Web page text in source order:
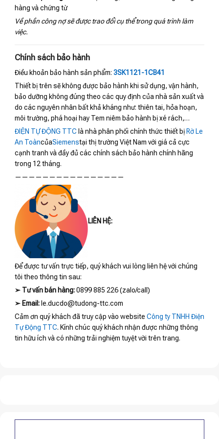
hàng và chứng từ
Về phần công nợ sẽ được trao đổi cụ thể trong quá trình làm
việc.
Chính sách bảo hành
Điều khoản bảo hành sản phẩm: 3SK1121-1CB41
Thiết bị trên sẽ không được bảo hành khi sử dụng, vận hành,
bảo dưỡng không đúng theo các quy định của nhà sản xuất và
do các nguyên nhân bất khả kháng như: thiên tai, hỏa hoạn,
môi trường, phá hoại hay Tem niêm bảo hành bị xé rách,…
ĐIỆN TỰ ĐỘNG TTC là nhà phân phối chính thức thiết bị Rờ Le
An ToàncủaSiemenstại thị trường Việt Nam với giá cả cực
cạnh tranh và đầy đủ các chính sách bảo hành chính hãng
trong 12 tháng.
————————————————
LIÊN HỆ:
Để được tư vấn trực tiếp, quý khách vui lòng liên hệ với chúng
tôi theo thông tin sau:
➢ Tư vấn bán hàng:0899 885 226 (zalo/call)
➢ Email: le.ducdo@tudong-ttc.com
Cảm ơn quý khách đã truy cập vào website Công ty TNHH Điện
Tự Động TTC. Kính chúc quý khách nhận được những thông
tin hữu ích và có những trải nghiệm tuyệt vời trên trang.